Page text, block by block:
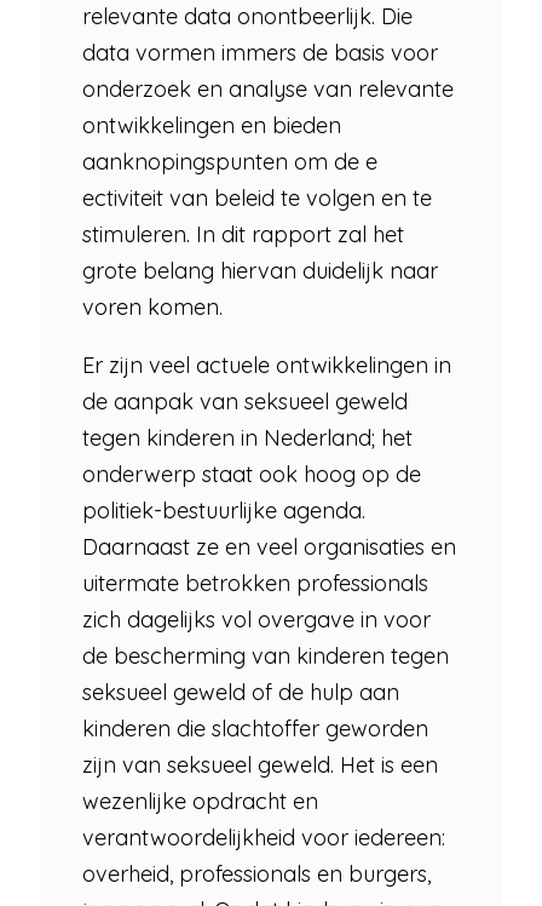
relevante data onontbeerlijk. Die
data vormen immers de basis voor
onderzoek en analyse van relevante
ontwikkelingen en bieden
aanknopingspunten om de e
ectiviteit van beleid te volgen en te
stimuleren. In dit rapport zal het
grote belang hiervan duidelijk naar
voren komen.
Er zijn veel actuele ontwikkelingen in
de aanpak van seksueel geweld
tegen kinderen in Nederland; het
onderwerp staat ook hoog op de
politiek-bestuurlijke agenda.
Daarnaast ze en veel organisaties en
uitermate betrokken professionals
zich dagelijks vol overgave in voor
de bescherming van kinderen tegen
seksueel geweld of de hulp aan
kinderen die slachtoffer geworden
zijn van seksueel geweld. Het is een
wezenlijke opdracht en
verantwoordelijkheid voor iedereen:
overheid, professionals en burgers,